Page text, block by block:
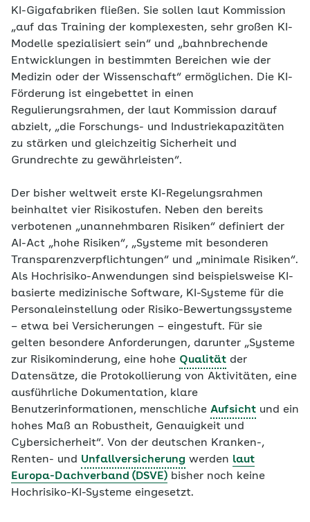
KI-Gigafabriken fließen. Sie sollen laut Kommission
„auf das Training der komplexesten, sehr großen KI-
Modelle spezialisiert sein“ und „bahnbrechende
Entwicklungen in bestimmten Bereichen wie der
Medizin oder der Wissenschaft“ ermöglichen. Die KI-
Förderung ist eingebettet in einen
Regulierungsrahmen, der laut Kommission darauf
abzielt, „die Forschungs- und Industriekapazitäten
zu stärken und gleichzeitig Sicherheit und
Grundrechte zu gewährleisten“.
Der bisher weltweit erste KI-Regelungsrahmen
beinhaltet vier Risikostufen. Neben den bereits
verbotenen „unannehmbaren Risiken“ definiert der
AI-Act „hohe Risiken“, „Systeme mit besonderen
Transparenzverpflichtungen“ und „minimale Risiken“.
Als Hochrisiko-Anwendungen sind beispielsweise KI-
basierte medizinische Software, KI-Systeme für die
Personaleinstellung oder Risiko-Bewertungssysteme
– etwa bei Versicherungen – eingestuft. Für sie
gelten besondere Anforderungen, darunter „Systeme
zur Risikominderung, eine hohe Qualität der
Datensätze, die Protokollierung von Aktivitäten, eine
ausführliche Dokumentation, klare
Benutzerinformationen, menschliche Aufsicht und ein
hohes Maß an Robustheit, Genauigkeit und
Cybersicherheit“. Von der deutschen Kranken-,
Renten- und Unfallversicherung werden laut
Europa-Dachverband (DSVE) bisher noch keine
Hochrisiko-KI-Systeme eingesetzt.